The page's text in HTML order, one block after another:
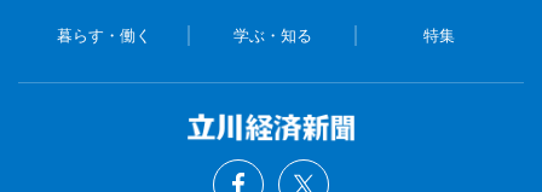
暮らす・働く 学ぶ・知る 特集